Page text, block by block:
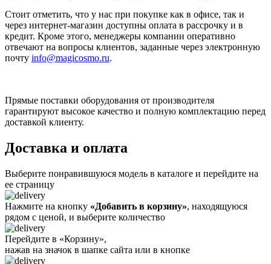
Стоит отметить, что у нас при покупке как в офисе, так и
через интернет-магазин доступны оплата в рассрочку и в
кредит. Кроме этого, менеджеры компании оперативно
отвечают на вопросы клиентов, заданные через электронную
почту info@magicosmo.ru.
Прямые поставки оборудования от производителя
гарантируют высокое качество и полную комплектацию перед
доставкой клиенту.
Доставка и оплата
Выберите понравившуюся модель в каталоге и перейдите на
ее страницу
Нажмите на кнопку «Добавить в корзину», находящуюся
рядом с ценой, и выберите количество
Перейдите в «Корзину»,
нажав на значок в шапке сайта или в кнопке